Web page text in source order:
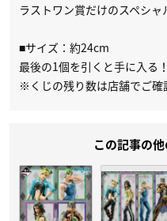
ラストワン賞だけのスペシャ
■サイズ：約24cm
最後の1個を引くと手に入る！
※くじの残り数は店舗でご確
この記事の他